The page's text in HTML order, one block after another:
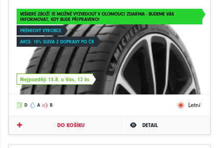
VEŠKERÉ ZBOŽÍ JE MOŽNÉ VYZVEDOUT V OLOMOUCI ZDARMA - BUDEME VÁS
INFORMOVAT, KDY BUDE PŘIPRAVENO!
PRÉMIOVÝ VÝROBCE
AKCE: 10% SLEVA Z DOPRAVY PO ČR
Nejpozději 13.8. u Vás, 12 ks
D A B Letní
DO KOŠÍKU DETAIL